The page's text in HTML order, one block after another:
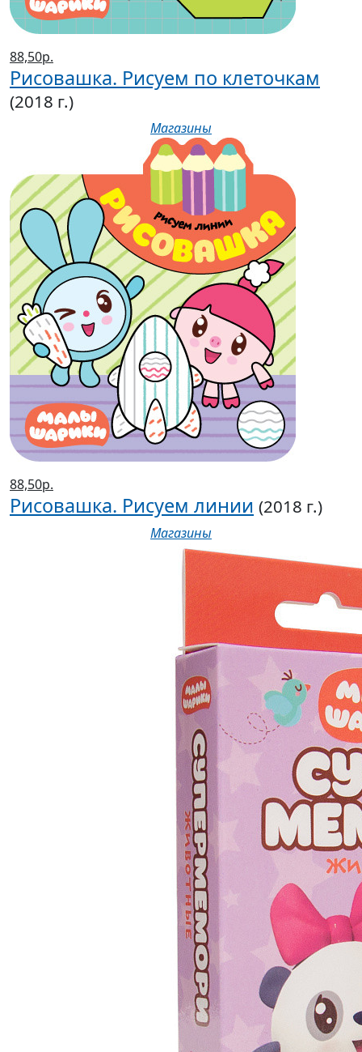
88,50р.
Рисовашка. Рисуем по клеточкам
(2018 г.)
Магазины
88,50р.
Рисовашка. Рисуем линии (2018 г.)
Магазины